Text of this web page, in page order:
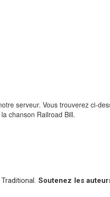
serveur. Vous trouverez ci-
chanson Railroad Bill.
Soutenez les